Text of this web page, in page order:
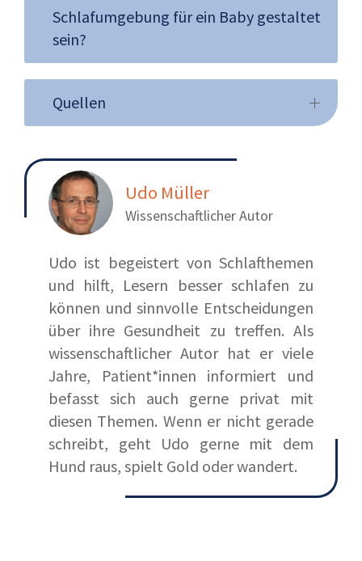
Schlafumgebung für ein Baby gestaltet
sein?
Quellen
Udo Müller
Wissenschaftlicher Autor
Udo ist begeistert von Schlafthemen
und hilft, Lesern besser schlafen zu
können und sinnvolle Entscheidungen
über ihre Gesundheit zu treffen. Als
wissenschaftlicher Autor hat er viele
Jahre, Patient*innen informiert und
befasst sich auch gerne privat mit
diesen Themen. Wenn er nicht gerade
schreibt, geht Udo gerne mit dem
Hund raus, spielt Gold oder wandert.